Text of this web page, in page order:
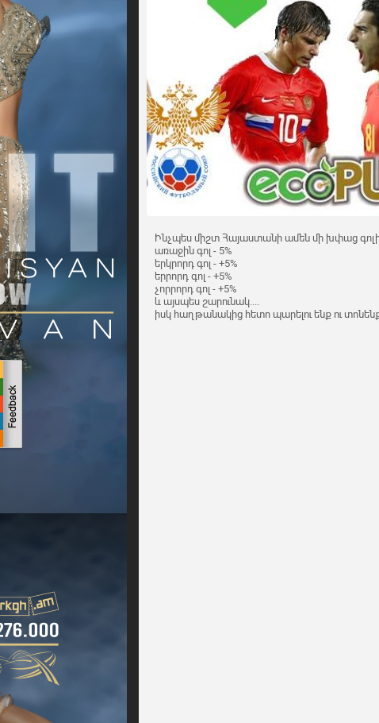
Ինչպես միշտ Հայաստանի ամեն մի խփաց
առաջին գոլ - 5%
երկրորդ գոլ - +5%
երրորդ գոլ - +5%
չորրորդ գոլ - +5%
և այսպես շարունակ....
իսկ հաղթանակից հետո պարելու ենք ու